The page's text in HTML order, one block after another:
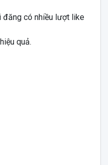
đăng có nhiều lượt like
quả.